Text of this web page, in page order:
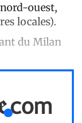
ouest,
locales).
du Milan